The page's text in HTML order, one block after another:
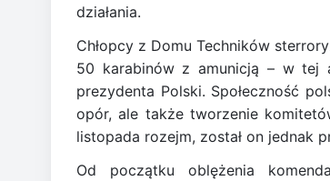
działania.
Chłopcy z Domu Techników
50 karabinów z amunicją – w tej
prezydenta Polski. Społeczność
opór, ale także tworzenie
listopada rozejm, został on jednak
Od początku oblężenia